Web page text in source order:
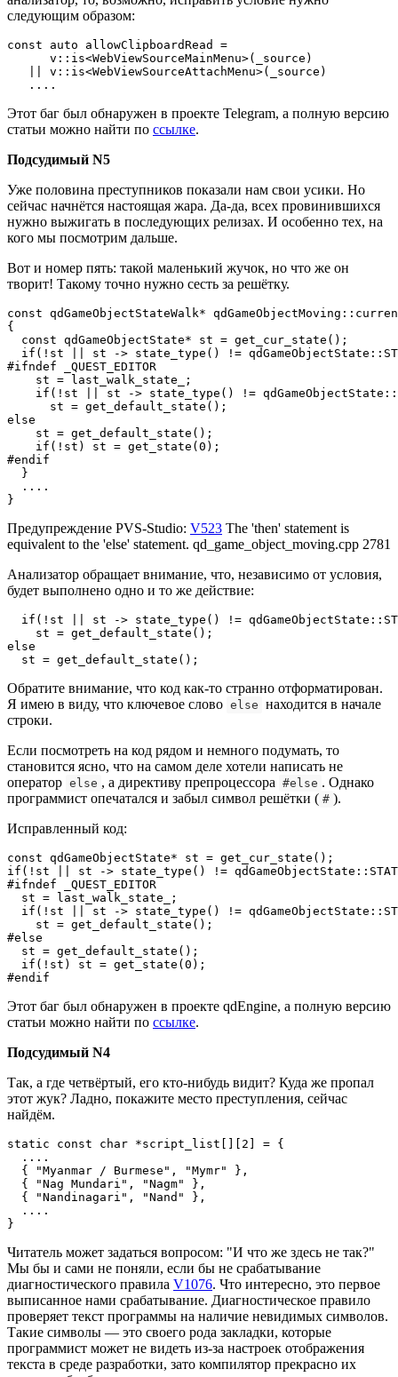
следующим образом:
const auto allowClipboardRead =
      v::is<WebViewSourceMainMenu>(_source)
   || v::is<WebViewSourceAttachMenu>(_source)
   ....
Этот баг был обнаружен в проекте Telegram, а полную версию
статьи можно найти по ссылке.
Подсудимый N5
Уже половина преступников показали нам свои усики. Но
сейчас начнётся настоящая жара. Да-да, всех провинившихся
нужно выжигать в последующих релизах. И особенно тех, на
кого мы посмотрим дальше.
Вот и номер пять: такой маленький жучок, но что же он
творит! Такому точно нужно сесть за решётку.
const qdGameObjectStateWalk*
{
  const qdGameObjectState* st = get_cur_state();
if(!st || st -> state_type() !=
#ifndef _QUEST_EDITOR
    st = last_walk_state_;
if(!st || st -> state_type() !=
      st = get_default_state();
else
    st = get_default_state();
    if(!st) st = get_state(0);
#endif
  }
  ....
}
Предупреждение PVS-Studio: V523 The 'then' statement is
equivalent to the 'else' statement. qd_game_object_moving.cpp 2781
Анализатор обращает внимание, что, независимо от условия,
будет выполнено одно и то же действие:
if(!st || st -> state_type() !=
    st = get_default_state();
else
  st = get_default_state();
Обратите внимание, что код как-то странно отформатирован.
Я имею в виду, что ключевое слово else находится в начале
строки.
Если посмотреть на код рядом и немного подумать, то
становится ясно, что на самом деле хотели написать не
оператор else , а директиву препроцессора #else . Однако
программист опечатался и забыл символ решётки ( # ).
Исправленный код:
const qdGameObjectState* st = get_cur_state();
if(!st || st -> state_type() !=
#ifndef _QUEST_EDITOR
  st = last_walk_state_;
if(!st || st -> state_type() !=
    st = get_default_state();
#else
  st = get_default_state();
  if(!st) st = get_state(0);
#endif
Этот баг был обнаружен в проекте qdEngine, а полную версию
статьи можно найти по ссылке.
Подсудимый N4
Так, а где четвёртый, его кто-нибудь видит? Куда же пропал
этот жук? Ладно, покажите место преступления, сейчас
найдём.
static const char *script_list[][2] = {
  ....
  { "Myanmar / Burmese", "Mymr" },
  { "​Nag Mundari", "Nagm" },
  { "Nandinagari", "Nand" },
  ....
}
Читатель может задаться вопросом: "И что же здесь не так?"
Мы бы и сами не поняли, если бы не срабатывание
диагностического правила V1076. Что интересно, это первое
выписанное нами срабатывание. Диагностическое правило
проверяет текст программы на наличие невидимых символов.
Такие символы — это своего рода закладки, которые
программист может не видеть из-за настроек отображения
текста в среде разработки, зато компилятор прекрасно их